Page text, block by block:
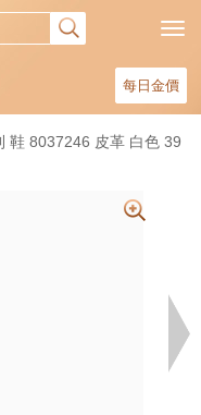
每日金價
鞋 8037246 皮革 白色 39